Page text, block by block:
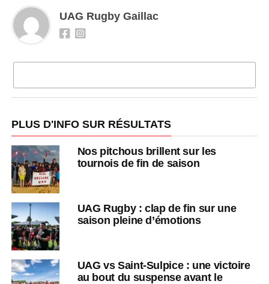
UAG Rugby Gaillac
PLUS D'INFO SUR RÉSULTATS
Nos pitchous brillent sur les
tournois de fin de saison
UAG Rugby : clap de fin sur une
saison pleine d’émotions
UAG vs Saint-Sulpice : une victoire
au bout du suspense avant le